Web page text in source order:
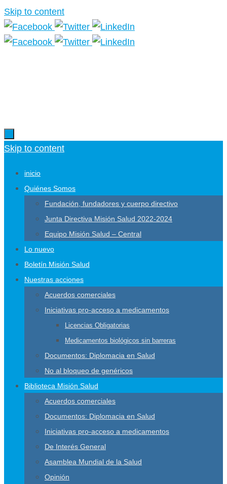
Skip to content
Skip to content
inicio
Quiénes Somos
Fundación, fundadores y cuerpo directivo
Junta Directiva Misión Salud 2022-2024
Equipo Misión Salud – Central
Lo nuevo
Boletín Misión Salud
Nuestras acciones
Acuerdos comerciales
Iniciativas pro-acceso a medicamentos
Licencias Obligatorias
Medicamentos biológicos sin barreras
Documentos: Diplomacia en Salud
No al bloqueo de genéricos
Biblioteca Misión Salud
Acuerdos comerciales
Documentos: Diplomacia en Salud
Iniciativas pro-acceso a medicamentos
De Interés General
Asamblea Mundial de la Salud
Opinión
Más información.